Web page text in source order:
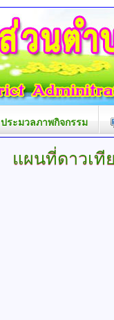
ประมวลภาพกิจกรรม
แผนที่ดาวเที